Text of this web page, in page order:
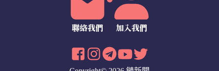
聯絡我們 加入我們